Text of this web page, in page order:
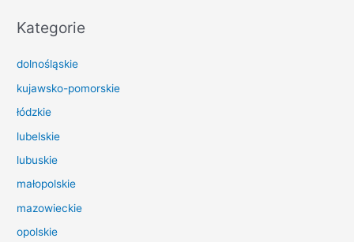
k
j
d
l
Kategorie
dolnośląskie
kujawsko-pomorskie
łódzkie
lubelskie
lubuskie
małopolskie
mazowieckie
opolskie